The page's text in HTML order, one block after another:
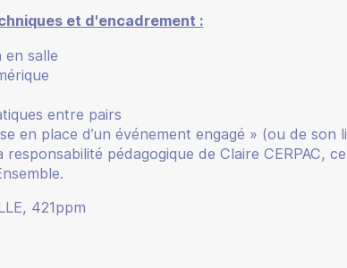
et d'encadrement :
en salle
entre pairs
en place d’un événement engagé » (ou de son
pédagogique de Claire CERPAC,
421ppm